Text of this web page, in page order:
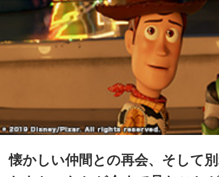
懐かしい仲間との再会、そして